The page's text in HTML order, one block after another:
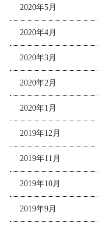
2020年5月
2020年4月
2020年3月
2020年2月
2020年1月
2019年12月
2019年11月
2019年10月
2019年9月